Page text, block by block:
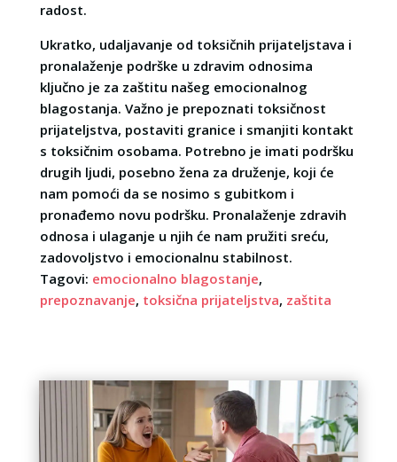
radost.
Ukratko, udaljavanje od toksičnih prijateljstava i
pronalaženje podrške u zdravim odnosima
ključno je za zaštitu našeg emocionalnog
blagostanja. Važno je prepoznati toksičnost
prijateljstva, postaviti granice i smanjiti kontakt
s toksičnim osobama. Potrebno je imati podršku
drugih ljudi, posebno žena za druženje, koji će
nam pomoći da se nosimo s gubitkom i
pronađemo novu podršku. Pronalaženje zdravih
odnosa i ulaganje u njih će nam pružiti sreću,
zadovoljstvo i emocionalnu stabilnost.
Tagovi: emocionalno blagostanje,
prepoznavanje, toksična prijateljstva, zaštita